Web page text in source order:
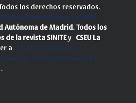
los derechos reservados.
Universitarios La Salle
Autónoma de Madrid. Todos los
de la revista SINITEy CSEU La
a Creative Commons
SinObraDerivada 4.0
.